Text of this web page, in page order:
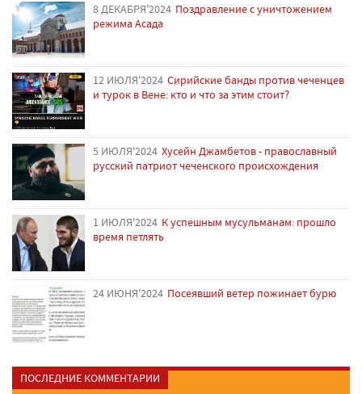
8 ДЕКАБРЯ'2024 Поздравление с уничтожением
режима Асада
12 ИЮЛЯ'2024 Сирийские банды против чеченцев
и турок в Вене: кто и что за этим стоит?
5 ИЮЛЯ'2024 Хусейн Джамбетов - православный
русский патриот чеченского происхождения
1 ИЮЛЯ'2024 К успешным мусульманам: прошло
время петлять
24 ИЮНЯ'2024 Посеявший ветер пожинает бурю
ПОСЛЕДНИЕ КОММЕНТАРИИ